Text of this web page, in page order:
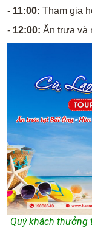
- 11:00:Tham gia
- 12:00:Ăn trưa và
Quý khách thưởng